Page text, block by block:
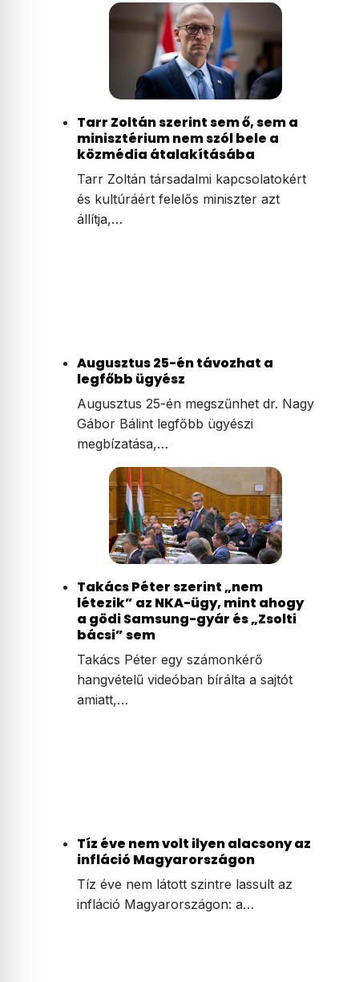
Tarr Zoltán szerint sem ő, sem a
minisztérium nem szól bele a
közmédia átalakításába
Tarr Zoltán társadalmi kapcsolatokért
és kultúráért felelős miniszter azt
állítja,…
Augusztus 25-én távozhat a
legfőbb ügyész
Augusztus 25-én megszűnhet dr. Nagy
Gábor Bálint legfőbb ügyészi
megbízatása,…
Takács Péter szerint „nem
létezik” az NKA-ügy, mint ahogy
a gödi Samsung-gyár és „Zsolti
bácsi” sem
Takács Péter egy számonkérő
hangvételű videóban bírálta a sajtót
amiatt,…
Tíz éve nem volt ilyen alacsony az
infláció Magyarországon
Tíz éve nem látott szintre lassult az
infláció Magyarországon: a…